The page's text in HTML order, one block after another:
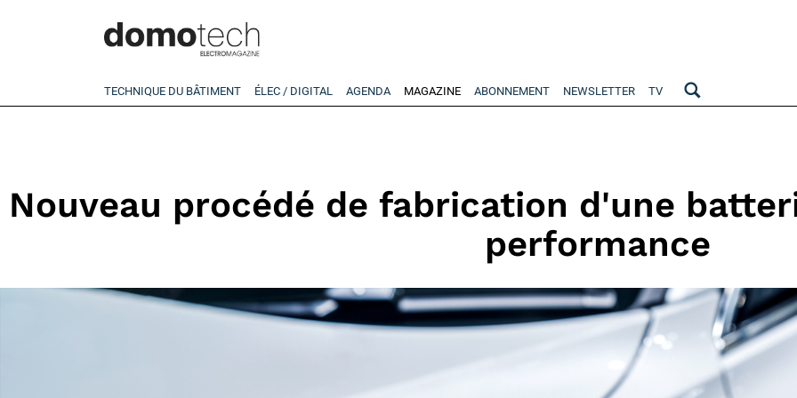
TECHNIQUE DU BÂTIMENT ÉLEC / DIGITAL AGENDA MAGAZINE ABONNEMENT NEWSLETTER TV
Nouveau procédé de fabrication d'une
performance